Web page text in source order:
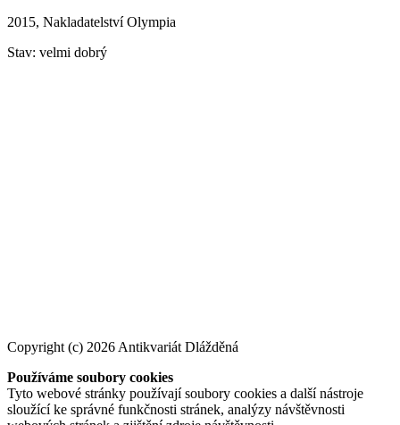
2015, Nakladatelství Olympia
Stav: velmi dobrý
Copyright (c) 2026 Antikvariát Dlážděná
Používáme soubory cookies
Tyto webové stránky používají soubory cookies a další nástroje
sloužící ke správné funkčnosti stránek, analýzy návštěvnosti